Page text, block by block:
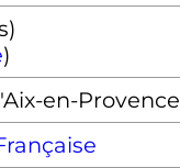
)
en-Provence